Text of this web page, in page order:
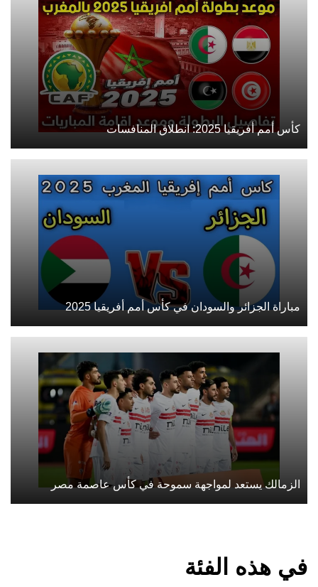
كأس أمم أفريقيا 2025: انطلاق المنافسات
مباراة الجزائر والسودان في كأس أمم أفريقيا 2025
الزمالك يستعد لمواجهة سموحة في كأس عاصمة مصر
في هذه الفئة